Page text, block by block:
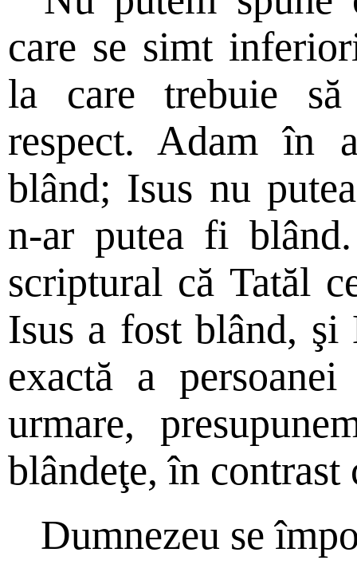
care se simt
la care trebuie
respect. Adam în
blând; Isus nu
n-ar putea fi
scriptural că Tatăl
Isus a fost blând, şi
exactă a
urmare,
blândeţe, în contrast
Dumnezeu se